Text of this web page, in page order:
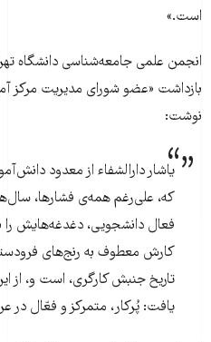
است.»
بازداشت «عضو شورای مدیریت مرکز
نوشت:
یاشار دارالشفاء از معدود
که، علی‌رغم همه‌ی فشارها،
فعال دانشجویی، دغدغه‌هایش را
کارش معطوف به رنج‌های
تاریخ جنبش کارگری، است و، از
یافت: پُرکار، متمرکز و فعّال